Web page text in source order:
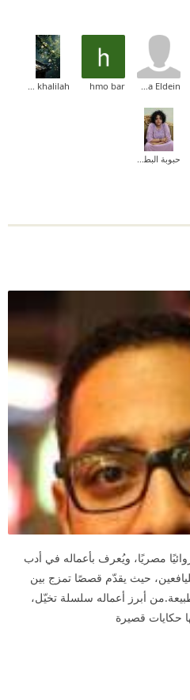
hmo bar
مصريًا، ويُعرف بأعماله في أدب
حيث يقدّم قصصًا تمزج بين
أبرز أعماله سلسلة تخيّل،
حكايات قصيرة